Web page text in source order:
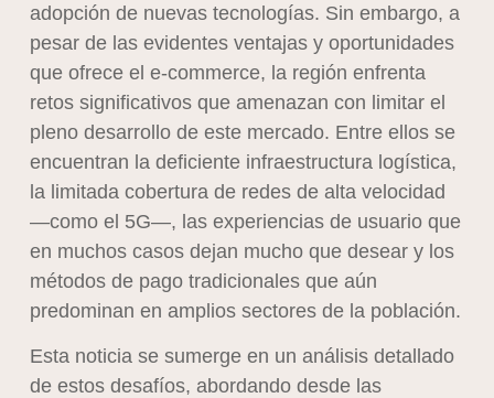
adopción de nuevas tecnologías. Sin embargo, a
pesar de las evidentes ventajas y oportunidades
que ofrece el e-commerce, la región enfrenta
retos significativos que amenazan con limitar el
pleno desarrollo de este mercado. Entre ellos se
encuentran la deficiente infraestructura logística,
la limitada cobertura de redes de alta velocidad
—como el 5G—, las experiencias de usuario que
en muchos casos dejan mucho que desear y los
métodos de pago tradicionales que aún
predominan en amplios sectores de la población.
Esta noticia se sumerge en un análisis detallado
de estos desafíos, abordando desde las